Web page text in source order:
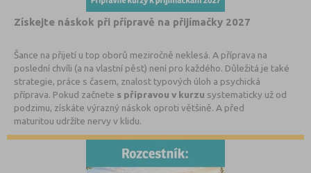
Získejte náskok při přípravě na přijímačky 2027
Šance na přijetí u top oborů meziročně neklesá. A příprava na
poslední chvíli (a na vlastní pěst) není pro každého. Důležitá je také
strategie, práce s časem, znalost typových úloh a psychická
příprava. Pokud začnete s přípravou v kurzu systematicky už od
podzimu, získáte výrazný náskok oproti většině. A před
maturitou udržíte nervy v klidu.